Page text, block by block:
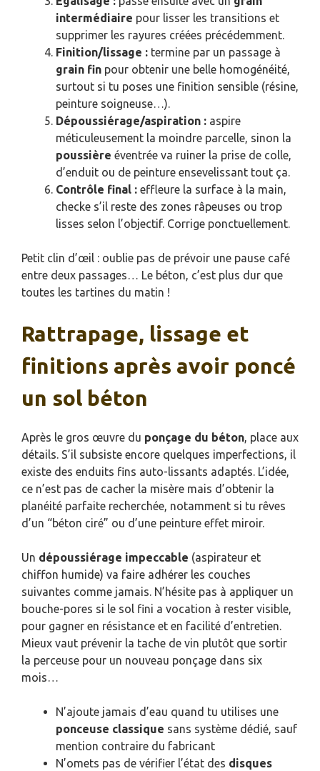
intermédiaire pour lisser les transitions et
supprimer les rayures créées précédemment.
Finition/lissage : termine par un passage à
grain fin pour obtenir une belle homogénéité,
surtout si tu poses une finition sensible (résine,
peinture soigneuse…).
Dépoussiérage/aspiration : aspire
méticuleusement la moindre parcelle, sinon la
poussière éventrée va ruiner la prise de colle,
d’enduit ou de peinture ensevelissant tout ça.
Contrôle final : effleure la surface à la main,
checke s’il reste des zones râpeuses ou trop
lisses selon l’objectif. Corrige ponctuellement.
Petit clin d’œil : oublie pas de prévoir une pause café
entre deux passages… Le béton, c’est plus dur que
toutes les tartines du matin !
Rattrapage, lissage et
finitions après avoir poncé
un sol béton
Après le gros œuvre du ponçage du béton, place aux
détails. S’il subsiste encore quelques imperfections, il
existe des enduits fins auto-lissants adaptés. L’idée,
ce n’est pas de cacher la misère mais d’obtenir la
planéité parfaite recherchée, notamment si tu rêves
d’un “béton ciré” ou d’une peinture effet miroir.
Un dépoussiérage impeccable (aspirateur et
chiffon humide) va faire adhérer les couches
suivantes comme jamais. N’hésite pas à appliquer un
bouche-pores si le sol fini a vocation à rester visible,
pour gagner en résistance et en facilité d’entretien.
Mieux vaut prévenir la tache de vin plutôt que sortir
la perceuse pour un nouveau ponçage dans six
mois…
N’ajoute jamais d’eau quand tu utilises une
ponceuse classique sans système dédié, sauf
mention contraire du fabricant
N’omets pas de vérifier l’état des disques